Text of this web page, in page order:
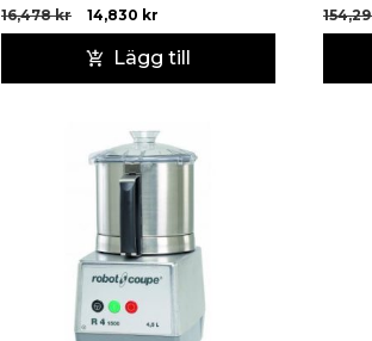
16,478kr 14,830 kr
Lägg till